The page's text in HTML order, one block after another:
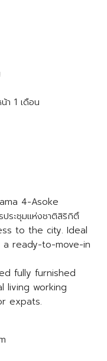
า 1 เดือน
4-Asoke
ระชุมแห่งชาติสิริกิติ์
to the city. Ideal
ready-to-move-in
fully furnished
living working
expats.